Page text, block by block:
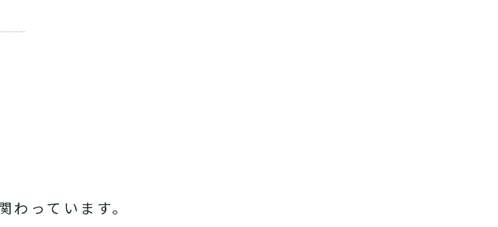
っています。